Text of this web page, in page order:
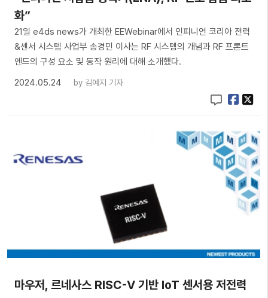
화”
21일 e4ds news가 개최한 EEWebinar에서 인피니언 코리아 전력
&센서 시스템 사업부 송경민 이사는 RF 시스템의 개념과 RF 프론트
엔드의 구성 요소 및 동작 원리에 대해 소개했다.
2024.05.24
by 김예지 기자
마우저, 르네사스 RISC-V 기반 IoT 센서용 저전력